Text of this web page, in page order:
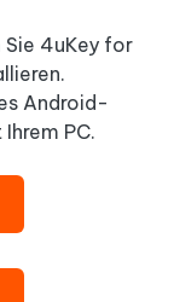
Sie 4uKey for
Android-
PC.